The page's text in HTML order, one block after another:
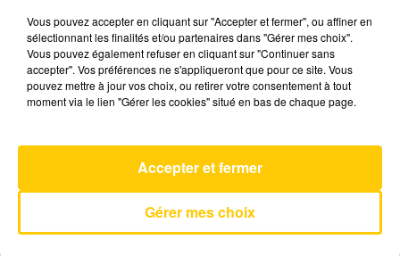
LEWIS CAPALDI
Vous pouvez accepter en cliquant sur "Accepter et fermer", ou affiner en
sélectionnant les finalités et/ou partenaires dans "Gérer mes choix".
Vous pouvez également refuser en cliquant sur "Continuer sans
accepter". Vos préférences ne s'appliqueront que pour ce site. Vous
pouvez mettre à jour vos choix, ou retirer votre consentement à tout
moment via le lien "Gérer les cookies" situé en bas de chaque page.
Gérer mes choix
Accepter et fermer